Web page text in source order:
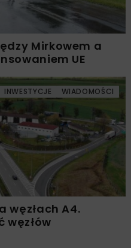
Mirkowem a
UE
INWESTYCJE WIADOMOŚCI
węzłach A4.
węzłów